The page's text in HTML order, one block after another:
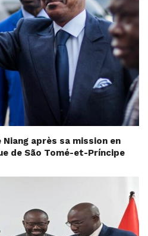
après sa mission en
de São Tomé-et-Príncipe